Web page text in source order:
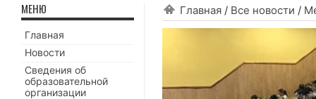
Главная / Все новости /
МЕНЮ
Главная
Новости
Сведения об
образовательной
организации